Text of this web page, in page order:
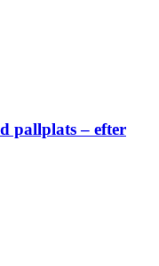
pallplats – efter